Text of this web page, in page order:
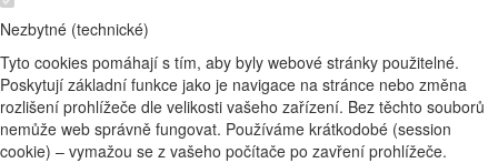
Nezbytné (technické)
Tyto cookies pomáhají s tím, aby byly webové stránky použitelné.
Poskytují základní funkce jako je navigace na stránce nebo změna
rozlišení prohlížeče dle velikosti vašeho zařízení. Bez těchto souborů
nemůže web správně fungovat. Používáme krátkodobé (session
cookie) – vymažou se z vašeho počítače po zavření prohlížeče.